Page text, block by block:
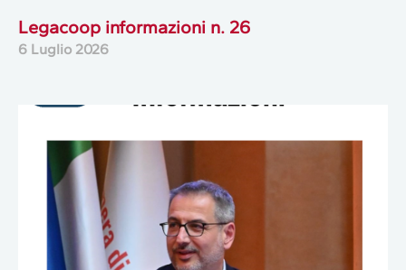
Legacoop informazioni n. 26
6 Luglio 2026